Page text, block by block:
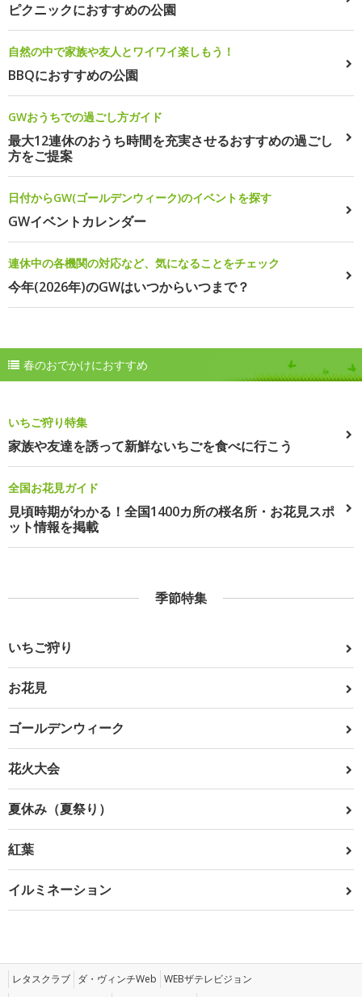
ピクニックにおすすめの公園
自然の中で家族や友人とワイワイ楽しもう！
BBQにおすすめの公園
GWおうちでの過ごし方ガイド
最大12連休のおうち時間を充実させるおすすめの過ごし
方をご提案
日付からGW(ゴールデンウィーク)のイベントを探す
GWイベントカレンダー
連休中の各機関の対応など、気になることをチェック
今年(2026年)のGWはいつからいつまで？
春のおでかけにおすすめ
いちご狩り特集
家族や友達を誘って新鮮ないちごを食べに行こう
全国お花見ガイド
見頃時期がわかる！全国1400カ所の桜名所・お花見スポ
ット情報を掲載
季節特集
いちご狩り
お花見
ゴールデンウィーク
花火大会
夏休み（夏祭り）
紅葉
イルミネーション
レタスクラブ ダ・ヴィンチWeb WEBザテレビジョン